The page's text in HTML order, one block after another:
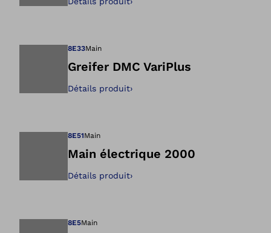
8E33Main
Greifer DMC VariPlus
Détails produit›
8E51Main
Main électrique 2000
Détails produit›
8E5Main